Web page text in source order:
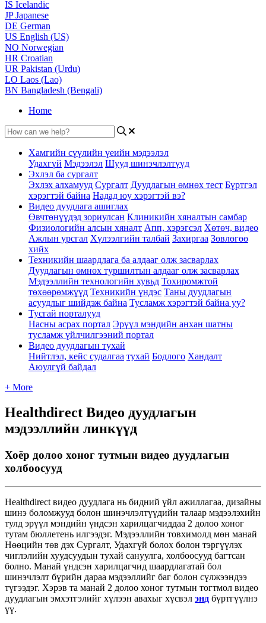
IS Icelandic
JPJapanese
DE German
US English (US)
NO Norwegian
HR Croatian
UR Pakistan (Urdu)
LO Laos (Lao)
BN Bangladesh (Bengali)
Home
Хамгийн сүүлийн үеийн мэдээлэл
Удахгүй Мэдээлэл Шууд шинэчлэлтүүд
Эхлэл ба сургалт
Эхлэх алхамууд Сургалт Дуудлагын өмнөх тест Бүртгэл
хэрэгтэй байна Надад юу хэрэгтэй вэ?
Видео дуудлага ашиглах
Өвчтөнүүдэд зориулсан Клиникийн хяналтын самбар
Физиологийн алсын хяналт Апп, хэрэгсэл Хөтөч, видео
Ажлын урсгал Хүлээлгийн талбай Захиргаа Зөвлөгөө
хийх
Техникийн шаардлага ба алдааг олж засварлах
Дуудлагын өмнөх туршилтын алдааг олж засварлах
Мэдээллийн технологийн хувьд Тохиромжтой
төхөөрөмжүүд Техникийн үндэс Таны дуудлагын
асуудлыг шийдэж байна Тусламж хэрэгтэй байна уу?
Тусгай порталууд
Насны асрах портал Эрүүл мэндийн анхан шатны
тусламж үйлчилгээний портал
Видео дуудлагын тухай
Нийтлэл, кейс судалгаа тухай Бодлого Хандалт
Аюулгүй байдал
+ More
Healthdirect Видео дуудлагын
мэдээллийн линкүүд
Хоёр долоо хоног тутмын видео дуудлагын
холбоосууд
Healthdirect видео дуудлага нь бидний үйл ажиллагаа, дизайны
шинэ боломжууд болон шинэчлэлтүүдийн талаар мэдээлэхийн
тулд эрүүл мэндийн үндсэн харилцагчиддаа 2 долоо хоног
тутам бюллетень илгээдэг. Мэдээллийн товхимолд мөн манай
Нөөцийн төв дэх Сургалт, Удахгүй болох болон тэргүүлэх
чиглэлийн хуудсуудын тухай сануулга, холбоосууд багтсан
болно. Манай үндсэн харилцагчид шаардлагатай бол
шинэчлэлт бүрийн дараа мэдээллийг баг болон сүлжээндээ
түгээдэг. Хэрэв та манай 2 долоо хоног тутмын тогтмол видео
дуудлагын эмхэтгэлийг хүлээн авахыг хүсвэл энд бүртгүүлнэ
үү.